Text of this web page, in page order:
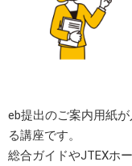
eb提出のご案内用紙
る講座です。
総合ガイドやJTEXホ